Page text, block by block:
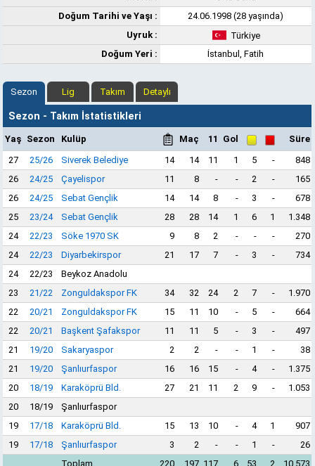
Doğum Tarihi ve Yaşı :
24.06.1998 (28 yaşında)
Uyruk :
Türkiye
Doğum Yeri :
İstanbul, Fatih
Sezon Lig Takım Detaylı
Sezon - Takım İstatistikleri
Yaş Sezon Kulüp Maç 11 Gol
Süre
27
25/26 Siverek Belediye 14 14 11 1 5 -
848
26
24/25 Çayelispor 11 8 - - 2 -
165
26
24/25 Sebat Gençlik 14 14 8 - 3 -
678
25
23/24 Sebat Gençlik 28 28 14 1 6 1
1.348
24
22/23 Söke 1970 SK 9 8 2 - - -
270
24
22/23 Diyarbekirspor 21 17 7 - 3 -
734
24
22/23
Beykoz Anadolu
23
21/22 Zonguldakspor FK 34 32 24 2 7 -
1.970
22
20/21 Zonguldakspor FK 15 11 10 - 5 -
664
22
20/21 Başkent Şafakspor 11 11 5 - 3 -
497
21
19/20 Sakaryaspor 2 2 - - 1 -
38
21
19/20 Şanlıurfaspor 16 16 15 - 4 -
1.375
20
18/19 Karaköprü Bld. 27 21 11 2 9 -
1.053
20
18/19
Şanlıurfaspor
19
17/18 Karaköprü Bld. 15 13 10 - 4 1
907
19
17/18 Şanlıurfaspor 3 2 - - 1 -
26
Toplam
220 197 117 6 53 2 10.573